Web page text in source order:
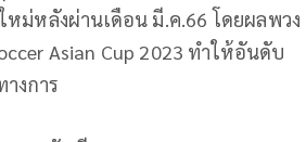
ม่หลังผ่านเดือน มี.ค.66 โดยผลพวง
Asian Cup 2023 ทำให้อันดับ
งการ